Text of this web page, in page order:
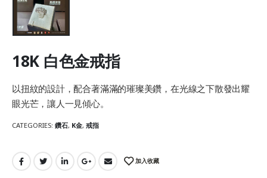
18K 白色金戒指
以扭紋的設計，配合著滿滿的璀璨美鑽，在光線之下散發出耀
眼光芒，讓人一見傾心。
CATEGORIES: 鑽石, K金, 戒指
加入收藏